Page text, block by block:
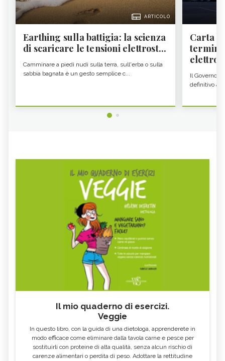
ARTICOLO
Earthing sulla battigia: la scienza
di scaricare le tensioni elettrost...
Camminare a piedi nudi sulla terra, sull'erba o sulla
sabbia bagnata è un gesto semplice c...
Carta
Il Governo
definitivo
Il mio quaderno di esercizi.
Veggie
In questo libro, con la guida di una dietologa, apprenderete in
modo efficace come eliminare dalla tavola carne e pesce per
sostituirli con proteine di alta qualità, senza alcun rischio di
carenze alimentari o perdita di peso. Adottare la rettitudine